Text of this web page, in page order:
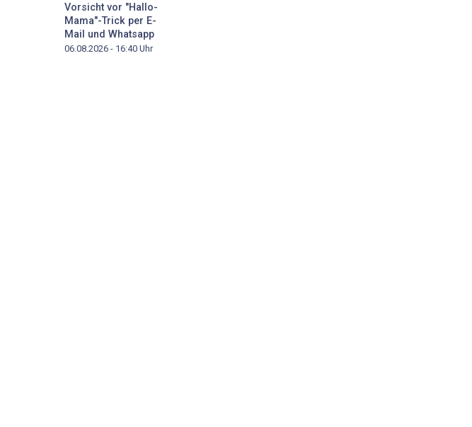
Vorsicht vor "Hallo-
Mama"-Trick per E-
Mail und Whatsapp
06.08.2026 - 16:40 Uhr